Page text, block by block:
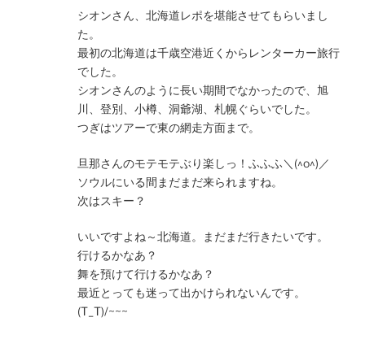
シオンさん、北海道レポを堪能させてもらいまし
た。
最初の北海道は千歳空港近くからレンターカー旅行
でした。
シオンさんのように長い期間でなかったので、旭
川、登別、小樽、洞爺湖、札幌ぐらいでした。
つぎはツアーで東の網走方面まで。
旦那さんのモテモテぶり楽しっ！ふふふ＼(^o^)／
ソウルにいる間まだまだ来られますね。
次はスキー？
いいですよね～北海道。まだまだ行きたいです。
行けるかなあ？
舞を預けて行けるかなあ？
最近とっても迷って出かけられないんです。
(T_T)/~~~